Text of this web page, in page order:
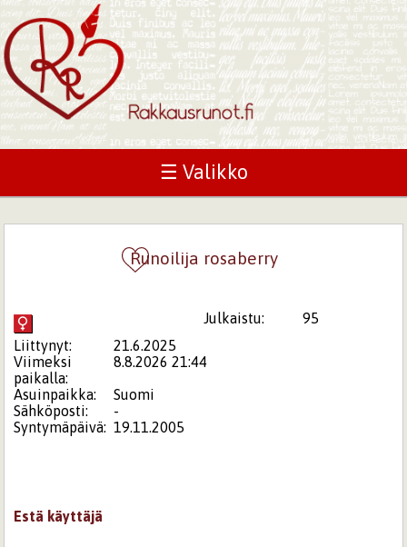
☰ Valikko
Runoilija rosaberry
Julkaistu:
95
Liittynyt:
21.6.2025
Viimeksi
paikalla:
8.8.2026 21:44
Asuinpaikka:
Suomi
Sähköposti:
-
Syntymäpäivä: 19.11.2005
Estä käyttäjä